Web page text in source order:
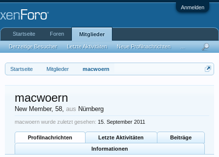
Anmelden
Startseite Mitglieder macwoern
macwoern
New Member, 58, aus Nürnberg
macwoern wurde zuletzt gesehen: 15. September 2011
Profilnachrichten Letzte Aktivitäten
Beiträge
Informationen
Startseite Foren Mitglieder
Derzeitige Besucher Letzte Aktivitäten Neue Profilnachrichten